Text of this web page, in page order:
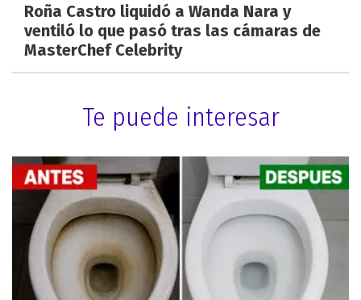
Roña Castro liquidó a Wanda Nara y
ventiló lo que pasó tras las cámaras de
MasterChef Celebrity
Te puede interesar